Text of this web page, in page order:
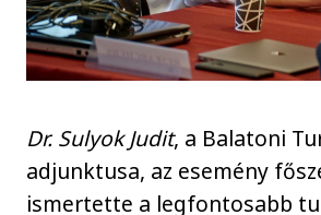
Dr. Sulyok Judit, a Balatoni
adjunktusa, az esemény
ismertette a legfontosabb